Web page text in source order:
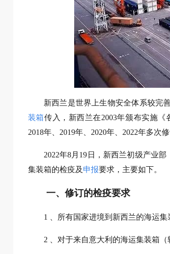
新西兰是世界上生物安全体系较完
装箱传入，新西兰在2003年颁布实施
2018年、2019年、2020年、2022年多次修
2022年8月19日，新西兰初级产业
集装箱的检疫及 申报要求，主要如下。
一、修订的检疫要求
1 、所有国家进境到新西兰的海运
2 、对于来自意大利的海运集装箱